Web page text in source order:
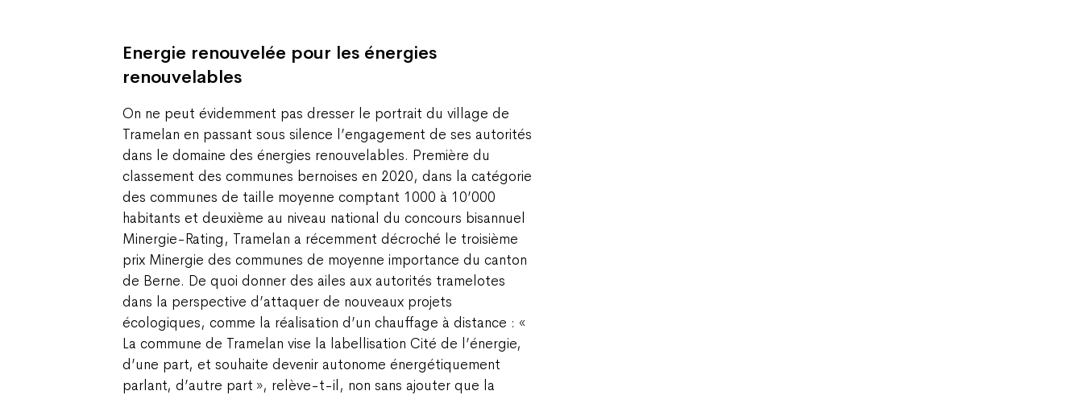
Energie renouvelée pour les énergies
renouvelables
On ne peut évidemment pas dresser le portrait du village de
Tramelan en passant sous silence l’engagement de ses autorités
dans le domaine des énergies renouvelables. Première du
classement des communes bernoises en 2020, dans la catégorie
des communes de taille moyenne comptant 1000 à 10’000
habitants et deuxième au niveau national du concours bisannuel
Minergie-Rating, Tramelan a récemment décroché le troisième
prix Minergie des communes de moyenne importance du canton
de Berne. De quoi donner des ailes aux autorités tramelotes
dans la perspective d’attaquer de nouveaux projets
écologiques, comme la réalisation d’un chauffage à distance : «
La commune de Tramelan vise la labellisation Cité de l’énergie,
d’une part, et souhaite devenir autonome énergétiquement
parlant, d’autre part », relève-t-il, non sans ajouter que la